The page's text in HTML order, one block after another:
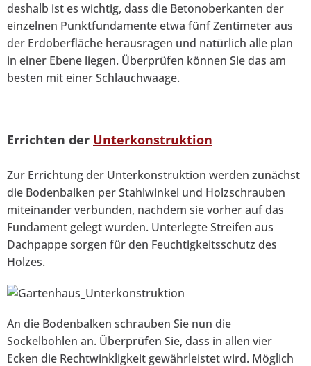
deshalb ist es wichtig, dass die Betonoberkanten der
einzelnen Punktfundamente etwa fünf Zentimeter aus
der Erdoberfläche herausragen und natürlich alle plan
in einer Ebene liegen. Überprüfen können Sie das am
besten mit einer Schlauchwaage.
Errichten der Unterkonstruktion
Zur Errichtung der Unterkonstruktion werden zunächst
die Bodenbalken per Stahlwinkel und Holzschrauben
miteinander verbunden, nachdem sie vorher auf das
Fundament gelegt wurden. Unterlegte Streifen aus
Dachpappe sorgen für den Feuchtigkeitsschutz des
Holzes.
An die Bodenbalken schrauben Sie nun die
Sockelbohlen an. Überprüfen Sie, dass in allen vier
Ecken die Rechtwinkligkeit gewährleistet wird. Möglich